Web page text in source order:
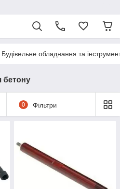
Будівельне обладнання та
бетону
0 Фільтри